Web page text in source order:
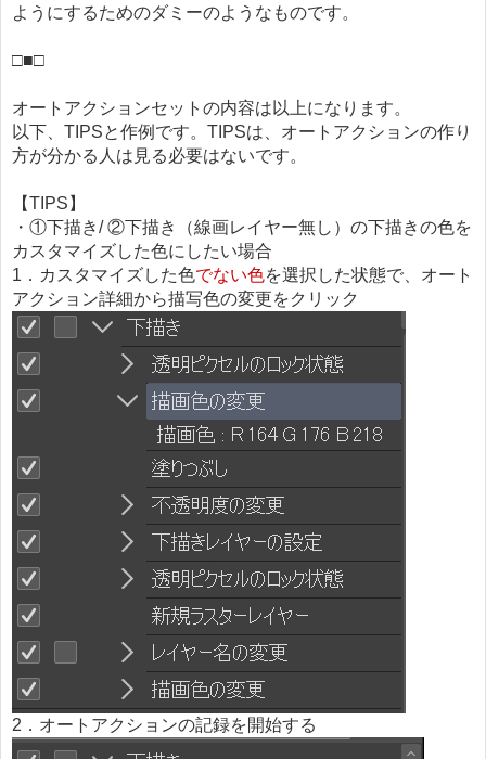
ようにするためのダミーのようなものです。
□■□
オートアクションセットの内容は以上になります。
以下、TIPSと作例です。TIPSは、オートアクションの作り
方が分かる人は見る必要はないです。
【TIPS】
・①下描き/ ②下描き（線画レイヤー無し）の下描きの色を
カスタマイズした色にしたい場合
1．カスタマイズした色でない色を選択した状態で、オート
アクション詳細から描写色の変更をクリック
2．オートアクションの記録を開始する